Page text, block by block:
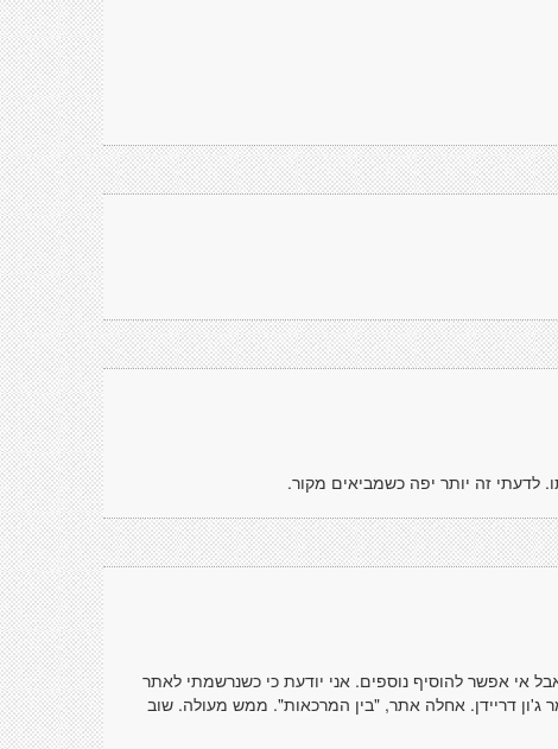
לדעתי זה יותר יפה כשמביאים מקור.
אי אפשר להוסיף נוספים. אני יודעת כי כשנרשמתי לאתר
דריידן. אחלה אתר, "בין המרכאות". ממש מעולה. שוב